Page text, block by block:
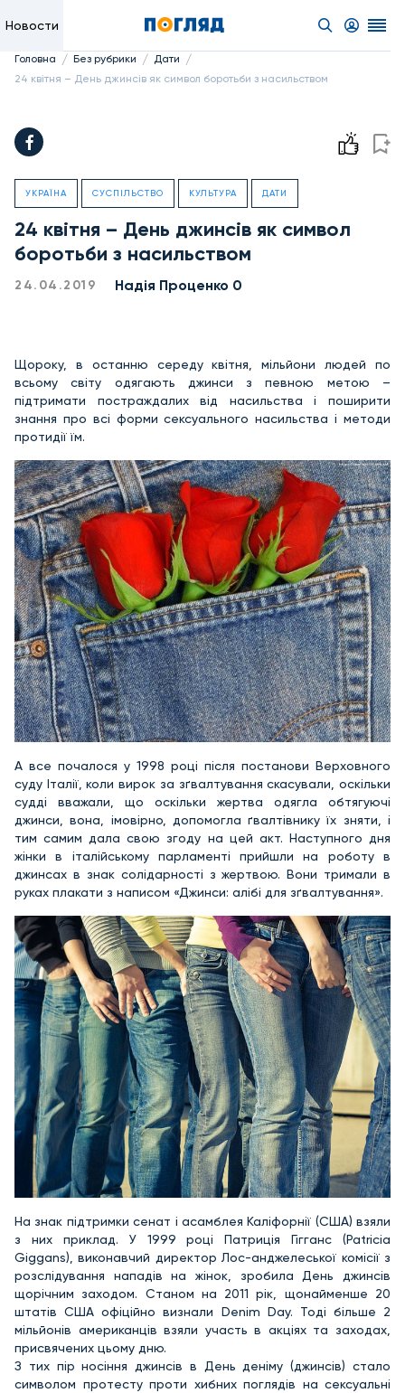
Новости
Головна / Без рубрики / Дати /
24 квітня – День джинсів як символ боротьби з насильством
УКРАЇНА СУСПІЛЬСТВО КУЛЬТУРА ДАТИ
24 квітня – День джинсів як символ
боротьби з насильством
24.04.2019 Надiя Проценко 0
Щороку, в останню середу квітня, мільйони людей по
всьому світу одягають джинси з певною метою –
підтримати постраждалих від насильства і поширити
знання про всі форми сексуального насильства і методи
протидії їм.
А все почалося у 1998 році після постанови Верховного
суду Італії, коли вирок за зґвалтування скасували, оскільки
судді вважали, що оскільки жертва одягла обтягуючі
джинси, вона, імовірно, допомогла ґвалтівнику їх зняти, і
тим самим дала свою згоду на цей акт. Наступного дня
жінки в італійському парламенті прийшли на роботу в
джинсах в знак солідарності з жертвою. Вони тримали в
руках плакати з написом «Джинси: алібі для зґвалтування».
На знак підтримки сенат і асамблея Каліфорнії (США) взяли
з них приклад. У 1999 році Патриція Гігганс (Patricia
Giggans), виконавчий директор Лос-анджелеської комісії з
розслідування нападів на жінок, зробила День джинсів
щорічним заходом. Станом на 2011 рік, щонайменше 20
штатів США офіційно визнали Denim Day. Тоді більше 2
мільйонів американців взяли участь в акціях та заходах,
присвячених цьому дню.
З тих пір носіння джинсів в День деніму (джинсів) стало
символом протесту проти хибних поглядів на сексуальні